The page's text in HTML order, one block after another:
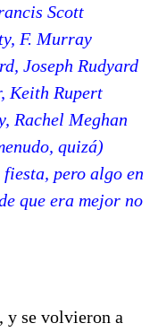
Scott
F. Murray
Joseph Rudyard
Keith Rupert
Rachel Meghan
quizá)
pero algo en
que era mejor no
y se volvieron a